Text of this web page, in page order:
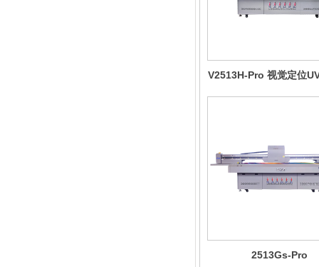
V2513H-Pro 视觉定位
2513Gs-Pro